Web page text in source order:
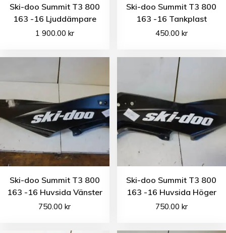
Ski-doo Summit T3 800
163 -16 Ljuddämpare
1 900.00 kr
Ski-doo Summit T3 800
163 -16 Tankplast
450.00 kr
Ski-doo Summit T3 800
163 -16 Huvsida Vänster
750.00kr
Ski-doo Summit T3 800
163 -16 Huvsida Höger
750.00 kr